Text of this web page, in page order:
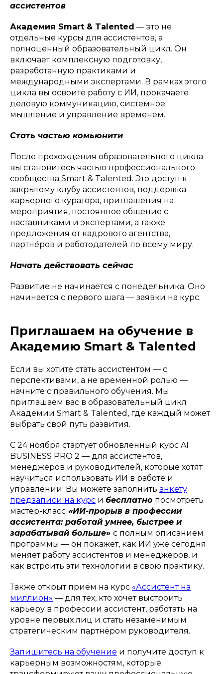
ассистентов
Академия Smart & Talented — это не
отдельные курсы для ассистентов, а
полноценный образовательный цикл. Он
включает комплексную подготовку,
разработанную практиками и
международными экспертами. В рамках этого
цикла вы освоите работу с ИИ, прокачаете
деловую коммуникацию, системное
мышление и управление временем.
Стать частью комьюнити
После прохождения образовательного цикла
вы становитесь частью профессионального
сообщества Smart & Talented. Это доступ к
закрытому клубу ассистентов, поддержка
карьерного куратора, приглашения на
мероприятия, постоянное общение с
наставниками и экспертами, а также
предложения от кадрового агентства,
партнёров и работодателей по всему миру.
Начать действовать сейчас
Развитие не начинается с понедельника. Оно
начинается с первого шага — заявки на курс.
Приглашаем на обучение в
Академию Smart & Talented
Если вы хотите стать ассистентом — с
перспективами, а не временной ролью —
начните с правильного обучения. Мы
приглашаем вас в образовательный цикл
Академии Smart & Talented, где каждый может
выбрать свой путь развития.
С 24 ноября стартует обновлённый курс AI
BUSINESS PRO 2 — для ассистентов,
менеджеров и руководителей, которые хотят
научиться использовать ИИ в работе и
управлении. Вы можете заполнить анкету
предзаписи на курс и бесплатно посмотреть
мастер-класс «ИИ-прорыв в профессии
ассистента: работай умнее, быстрее и
зарабатывай больше» с полным описанием
программы — он покажет, как ИИ уже сегодня
меняет работу ассистентов и менеджеров, и
как встроить эти технологии в свою практику.
Также открыт приём на курс «Ассистент на
миллион» — для тех, кто хочет выстроить
карьеру в профессии ассистент, работать на
уровне первых лиц и стать незаменимым
стратегическим партнёром руководителя.
Запишитесь на обучение и получите доступ к
карьерным возможностям, которые